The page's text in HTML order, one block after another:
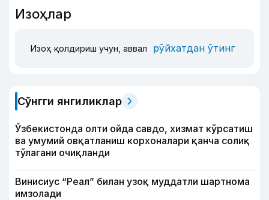
Изоҳлар
Изоҳ қолдириш учун, аввал рўйхатдан ўтинг
Сўнгги янгиликлар
Ўзбекистонда олти ойда савдо, хизмат кўрсатиш
ва умумий овқатланиш корхоналари қанча солиқ
тўлагани очиқланди
Винисиус “Реал” билан узоқ муддатли шартнома
имзолади